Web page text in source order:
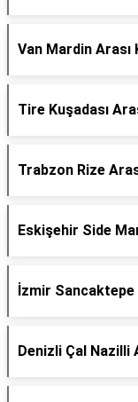
Van Mardin Arası
Tire Kuşadası
Trabzon Rize
Eskişehir Side
İzmir Sancaktepe
Denizli Çal Nazilli